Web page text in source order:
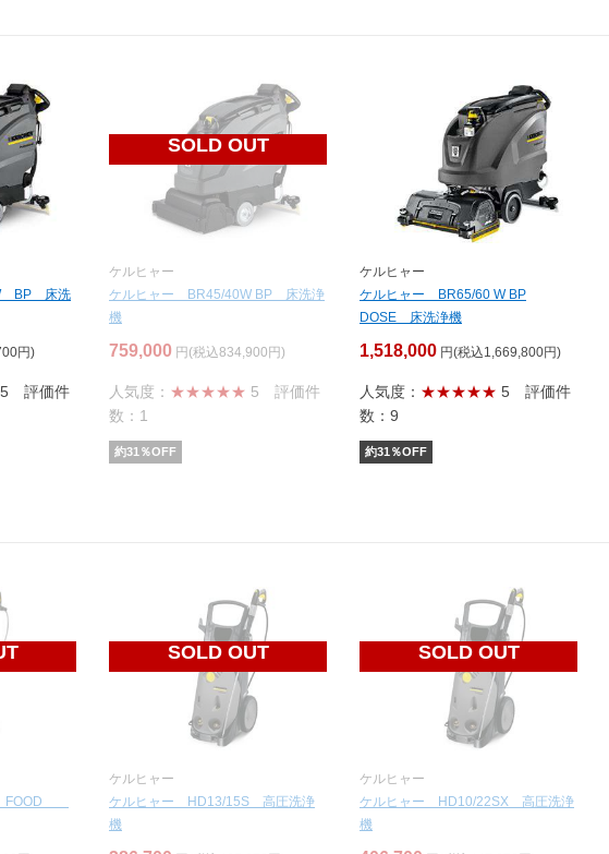
BP 床洗
円)
5 評価件
SOLD OUT
ケルヒャー
ケルヒャー BR45/40W BP 床洗浄
機
759,000 円(税込834,900円)
人気度： ★★★★★ 5 評価件
数：1
約31 ％OFF
ケルヒャー
ケルヒャー BR65/60 W BP
DOSE 床洗浄機
1,518,000 円(税込1,669,800円)
人気度： ★★★★★ 5 評価件
数：9
約31 ％OFF
FOOD
SOLD OUT
ケルヒャー
ケルヒャー HD13/15S 高圧洗浄
機
SOLD OUT
ケルヒャー
ケルヒャー HD10/22SX 高圧洗浄
機